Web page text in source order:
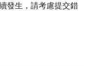
發生，請考慮提交錯